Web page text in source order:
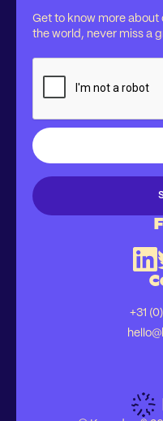
Get to know more about
the world, never miss a
+31